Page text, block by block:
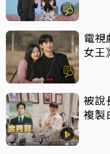
電視
女王
被說
複製